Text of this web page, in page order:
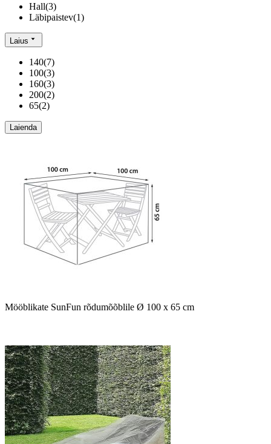
Hall(3)
Läbipaistev(1)
Laius
140(7)
100(3)
160(3)
200(2)
65(2)
Laienda
Mööblikate SunFun rõdumõõblile Ø 100 x 65 cm